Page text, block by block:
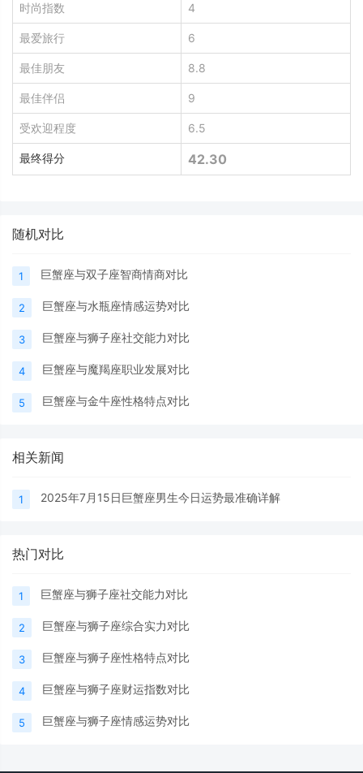
时尚指数 4
最爱旅行 6
最佳朋友 8.8
最佳伴侣 9
受欢迎程度 6.5
最终得分 42.30
随机对比
1 巨蟹座与双子座智商情商对比
2 巨蟹座与水瓶座情感运势对比
3 巨蟹座与狮子座社交能力对比
4 巨蟹座与魔羯座职业发展对比
5 巨蟹座与金牛座性格特点对比
相关新闻
1 2025年7月15日巨蟹座男生今日运势最准确详解
热门对比
1 巨蟹座与狮子座社交能力对比
2 巨蟹座与狮子座综合实力对比
3 巨蟹座与狮子座性格特点对比
4 巨蟹座与狮子座财运指数对比
5 巨蟹座与狮子座情感运势对比